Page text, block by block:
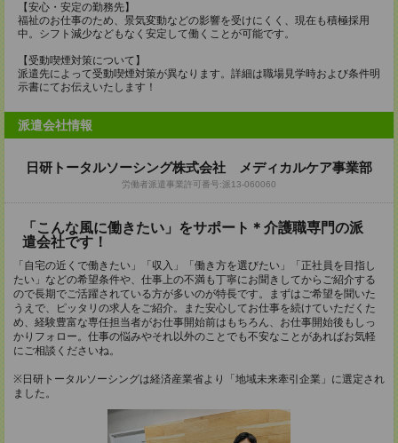
【安心・安定の勤務先】
福祉のお仕事のため、景気変動などの影響を受けにくく、現在も積極採用
中。シフト減少などもなく安定して働くことが可能です。
【受動喫煙対策について】
派遣先によって受動喫煙対策が異なります。詳細は職場見学時および条件明
示書にてお伝えいたします！
派遣会社情報
日研トータルソーシング株式会社 メディカルケア事業部
労働者派遣事業許可番号:派13-060060
「こんな風に働きたい」をサポート＊介護職専門の派
遣会社です！
「自宅の近くで働きたい」「収入」「働き方を選びたい」「正社員を目指し
たい」などの希望条件や、仕事上の不満も丁寧にお聞きしてからご紹介する
ので長期でご活躍されている方が多いのが特長です。まずはご希望を聞いた
うえで、ピッタリの求人をご紹介。また安心してお仕事を続けていただくた
め、経験豊富な専任担当者がお仕事開始前はもちろん、お仕事開始後もしっ
かりフォロー。仕事の悩みやそれ以外のことでも不安なことがあればお気軽
にご相談くださいね。
※日研トータルソーシングは経済産業省より「地域未来牽引企業」に選定され
ました。